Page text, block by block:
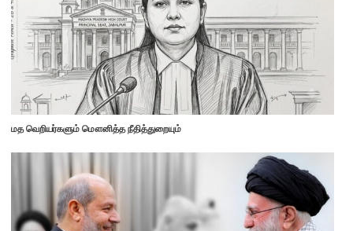
மத வெறியர்களும் மௌனித்த நீதித்துறையும்